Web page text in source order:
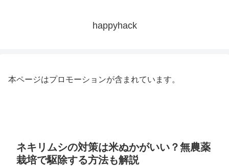
happyhack
本ページはプロモーションが含まれています。
ネキリムシの対策は米ぬかがいい？無農薬
栽培で駆除する方法も解説